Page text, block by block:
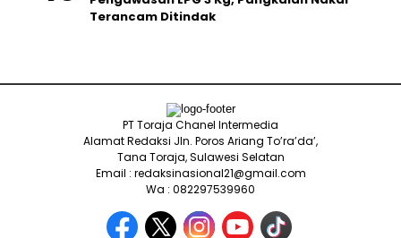
Terancam Ditindak
PT Toraja Chanel Intermedia
Alamat Redaksi Jln. Poros Ariang To’ra’da’,
Tana Toraja, Sulawesi Selatan
Email : redaksinasional21@gmail.com
Wa : 082297539960